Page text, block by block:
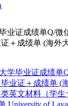
业证成绩单Q/微
＋成绩单 (海外